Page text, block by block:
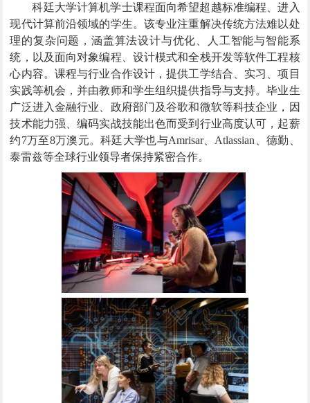
科廷大学计算机学士课程面向希望超越标准编程、进入
现代计算前沿领域的学生。 该专业注重解决传统方法难以处
理的复杂问题，涵盖算法设计与优化、人工智能与智能系
统，以及面向对象编程、设计模式和全栈开发等软件工程核
心内容。课程与行业合作设计，提供工学结合、实习、项目
实践等机会，并由教师和学生组织提供指导与支持。毕业生
广泛进入金融行业、政府部门及谷歌和微软等科技企业，因
技术能力强、编码实战技能出色而受到行业高度认可，起薪
约7万至8万澳元。科廷大学也与Amrisar、 Atlassian 、德勤、
泰雷兹等全球行业领导者保持紧密合作。